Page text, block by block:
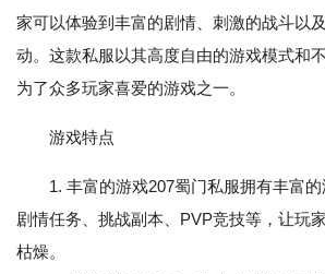
家可以体验到丰富的剧情、刺激的战斗以
动。这款私服以其高度自由的游戏模式和
为了众多玩家喜爱的游戏之一。
游戏特点
1. 丰富的游戏207蜀门私服拥有丰富
剧情任务、挑战副本、PVP竞技等，让玩
枯燥。